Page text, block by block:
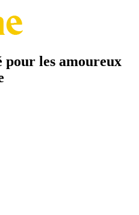
pour les amoureux